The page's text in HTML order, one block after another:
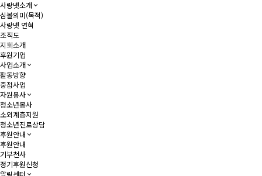
사랑넷소개
심볼의미(목적)
사랑넷 연혁
조직도
지회소개
후원기업
사업소개
활동방향
중점사업
자원봉사
청소년봉사
소외계층지원
청소년진로상담
후원안내
후원안내
기부천사
정기후원신청
알림센터